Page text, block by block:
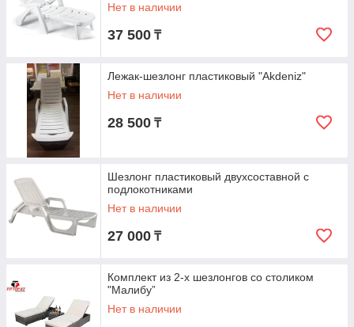
Нет в наличии
37 500 ₸
Лежак-шезлонг пластиковый "Akdeniz"
Нет в наличии
28 500 ₸
Шезлонг пластиковый двухсоставной с
подлокотниками
Нет в наличии
27 000 ₸
Комплект из 2-х шезлонгов со столиком
"Малибу”
Нет в наличии